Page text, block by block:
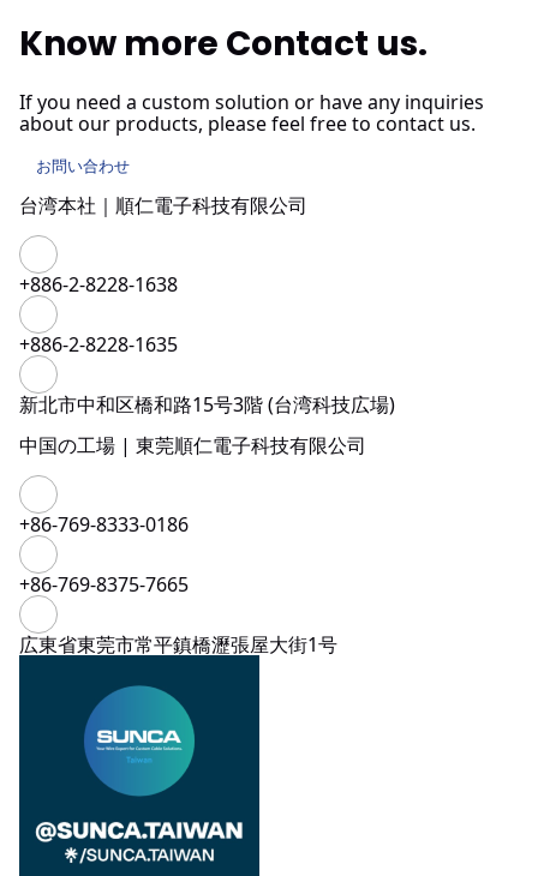
Know more Contact us.
If you need a custom solution or have any inquiries
about our products, please feel free to contact us.
お問い合わせ
台湾本社｜順仁電子科技有限公司
+886-2-8228-1638
+886-2-8228-1635
新北市中和区橋和路15号3階 (台湾科技広場)
中国の工場 | 東莞順仁電子科技有限公司
+86-769-8333-0186
+86-769-8375-7665
広東省東莞市常平鎮橋瀝張屋大街1号